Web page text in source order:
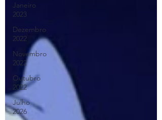
Janeiro
2023
Dezembro
2022
Novembro
2022
Outubro
2022
Julho
2026